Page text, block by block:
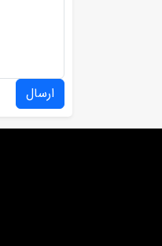
ارسال